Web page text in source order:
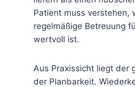
Patient muss verstehen,
regelmäßige Betreuung
wertvoll ist.
Aus Praxissicht liegt der
der Planbarkeit.